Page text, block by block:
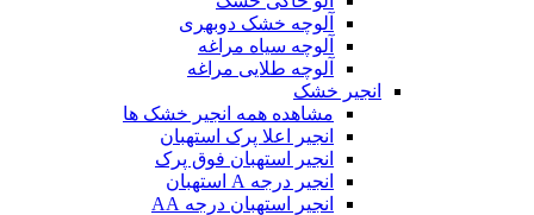
آلوچه خشک دوبهری
آلوچه سیاه مراغه
آلوچه طلایی مراغه
انجیر خشک
مشاهده همه انجیر خشک ها
انجیر اعلا پرک استهبان
انجیر استهبان فوق پرک
انجیر درجه A استهبان
انجیر استهبان درجه AA